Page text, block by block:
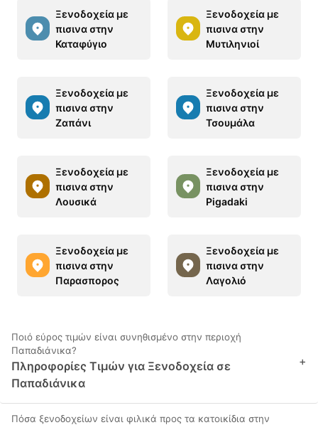
Ξενοδοχεία με
πισινα στην
Καταφύγιο
Ξενοδοχεία με
πισινα στην
Μυτιληνιοί
Ξενοδοχεία με
πισινα στην
Ζαπάνι
Ξενοδοχεία με
πισινα στην
Τσουμάλα
Ξενοδοχεία με
πισινα στην
Λουσικά
Ξενοδοχεία με
πισινα στην
Pigadaki
Ξενοδοχεία με
πισινα στην
Παρασπορος
Ξενοδοχεία με
πισινα στην
Λαγολιό
Ποιό εύρος τιμών είναι συνηθισμένο στην περιοχή
Παπαδιάνικα?
Πληροφορίες Τιμών για Ξενοδοχεία σε
Παπαδιάνικα
+
Πόσα ξενοδοχείων είναι φιλικά προς τα κατοικίδια στην